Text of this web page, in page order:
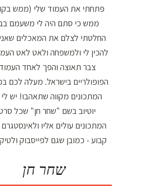
פתחתי את העמוד שלי (ממש
ממש כי סתם היה לי משעמם
החלטתי לצלם את המאכלים
להכין לי ולמשפחה ולאט לאט
צבר תאוצה והפך לאחד
הפופולריים בישראל. מעלה לכם
המתכונים מקווה שתאהבו! יש לי
יוטיוב בשם "שחר חן" שכל
המתכונים עולים אליו
קבוע - כמובן שגם לפייסבוק
שחר חן